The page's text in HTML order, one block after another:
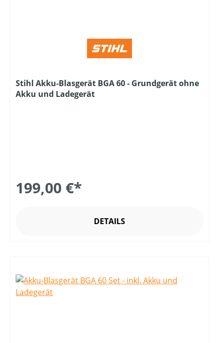
Stihl Akku-Blasgerät BGA 60 - Grundgerät ohne
Akku und Ladegerät
199,00 €*
DETAILS